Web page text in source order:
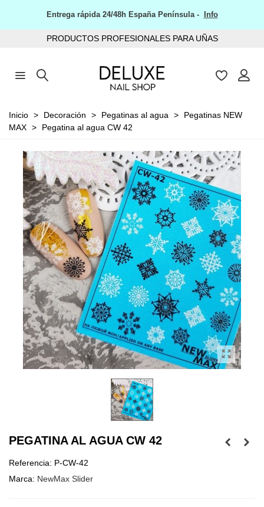
Entrega rápida 24/48h España Península - Info
PRODUCTOS PROFESIONALES PARA UÑAS
Inicio > Decoración > Pegatinas al agua >
Pegatinas NEW
MAX > Pegatina al agua CW 42
PEGATINA AL AGUA CW 42
Referencia: P-CW-42
Marca: NewMax Slider